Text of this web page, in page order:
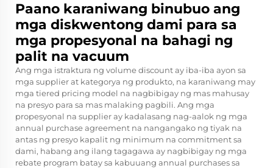
Paano karaniwang binubuo ang
mga diskwentong dami para sa
mga propesyonal na bahagi ng
palit na vacuum
Ang mga istraktura ng volume discount ay iba-iba ayon sa
mga supplier at kategorya ng produkto, na karaniwang may
mga tiered pricing model na nagbibigay ng mas mahusay
na presyo para sa mas malaking pagbili. Ang mga
propesyonal na supplier ay kadalasang nag-aalok ng mga
annual purchase agreement na nangangako ng tiyak na
antas ng presyo kapalit ng minimum na commitment sa
dami, habang ang ilang tagagawa ay nagbibigay ng mga
rebate program batay sa kabuuang annual purchases sa